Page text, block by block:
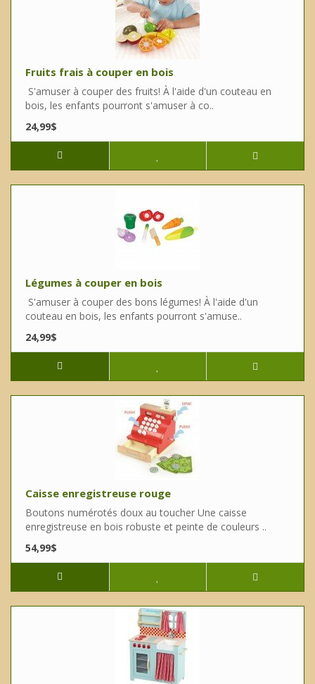
Fruits frais à couper en bois
S'amuser à couper des fruits! À l'aide d'un couteau en
bois, les enfants pourront s'amuser à co..
24,99$
Légumes à couper en bois
S'amuser à couper des bons légumes! À l'aide d'un
couteau en bois, les enfants pourront s'amuse..
24,99$
Caisse enregistreuse rouge
Boutons numérotés doux au toucher Une caisse
enregistreuse en bois robuste et peinte de couleurs ..
54,99$